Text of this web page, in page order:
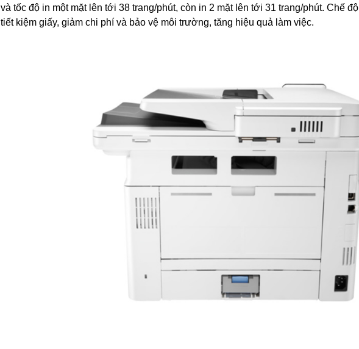
và tốc độ in một mặt lên tới 38 trang/phút, còn in 2 mặt lên tới 31 trang/phút. Chế độ
tiết kiệm giấy, giảm chi phí và bảo vệ môi trường, tăng hiệu quả làm việc.